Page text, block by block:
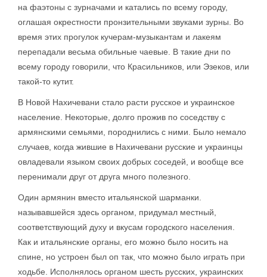
на фаэтоны с зурначами и катались по всему городу,
оглашая окрестности пронзительными звуками зурны. Во
время этих прогулок кучерам-музыкантам и лакеям
перепадали весьма обильные чаевые. В такие дни по
всему городу говорили, что Красильников, или Эзеков, или
такой-то кутит.
В Новой Нахичевани стало расти русское и украинское
население. Некоторые, долго прожив по соседству с
армянскими семьями, породнились с ними. Было немало
случаев, когда жившие в Нахичевани русские и украинцы
овладевали языком своих добрых соседей, и вообще все
перенимали друг от друга много полезного.
Один армянин вместо итальянской шарманки.
называвшейся здесь органом, придумал местный,
соответствующий духу и вкусам городского населения.
Как и итальянские органы, его можно было носить на
спине, но устроен был оп так, что можно было играть при
ходьбе. Исполнялось органом шесть русских, украинских